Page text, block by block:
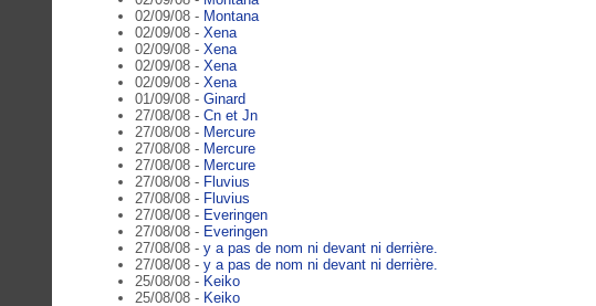
02/09/08 - Montana
02/09/08 - Xena
02/09/08 - Xena
02/09/08 - Xena
02/09/08 - Xena
01/09/08 - Ginard
27/08/08 - Cn et Jn
27/08/08 - Mercure
27/08/08 - Mercure
27/08/08 - Mercure
27/08/08 - Fluvius
27/08/08 - Fluvius
27/08/08 - Everingen
27/08/08 - Everingen
27/08/08 - y a pas de nom ni devant ni derrière.
27/08/08 - y a pas de nom ni devant ni derrière.
25/08/08 - Keiko
25/08/08 - Keiko